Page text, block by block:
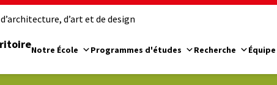
d’art et de design
Notre École Programmes d'études Recherche Équipe